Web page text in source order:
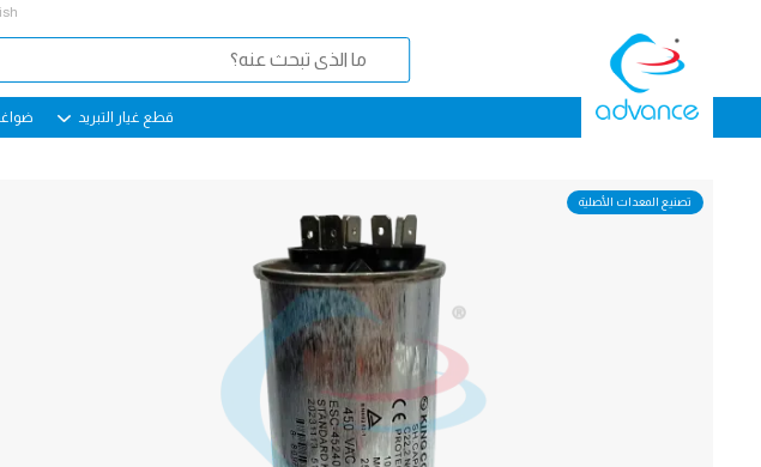
قطع غيار التبريد
تصنيع المعدات الأصلية